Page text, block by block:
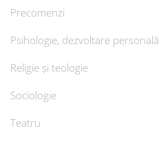
Precomenzi
Psihologie, dezvoltare personală
Religie și teologie
Sociologie
Teatru